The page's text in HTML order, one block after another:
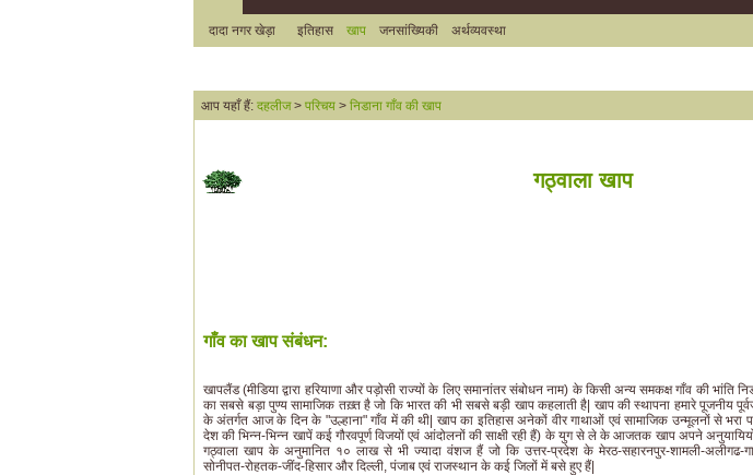
दादा नगर खेड़ा इतिहास खाप जनसांख्यिकी अर्थव्यवस्था
आप यहाँ हैं: दहलीज > परिचय > निडाना गाँव की खाप
गठ्वाला खाप
गाँव का खाप संबंधन:
खापलैंड (मीडिया द्वारा हरियाणा और पड़ोसी राज्यों के लिए समानांतर संबोधन नाम) के किसी अन्य समकक्ष गाँव की भांति
का सबसे बड़ा पुण्य सामाजिक तख़्त है जो कि भारत की भी सबसे बड़ी खाप कहलाती है| खाप की स्थापना हमारे पूजनीय
के अंतर्गत आज के दिन के "उल्हाना" गाँव में की थी| खाप का इतिहास अनेकों वीर गाथाओं एवं सामाजिक उन्मूलनों से भरा
देश की भिन्न-भिन्न खापें कई गौरवपूर्ण विजयों एवं आंदोलनों की साक्षी रही हैं) के युग से ले के आजतक खाप अपने
गठ्वाला खाप के अनुमानित १० लाख से भी ज्यादा वंशज हैं जो कि उत्तर-प्रदेश के मेरठ-सहारनपुर-शामली-अलीगढ-
सोनीपत-रोहतक-जींद-हिसार और दिल्ली, पंजाब एवं राजस्थान के कई जिलों में बसे हुए हैं|